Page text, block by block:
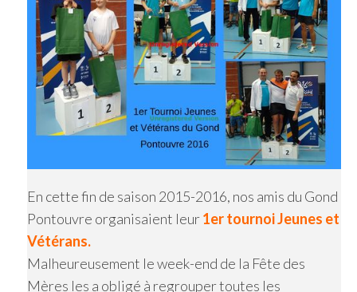
En cette fin de saison 2015-2016, nos amis du Gond
Pontouvre organisaient leur1er tournoi Jeunes et
Vétérans.
Malheureusement le week-end de la Fête des
Mères les a obligé à regrouper toutes les